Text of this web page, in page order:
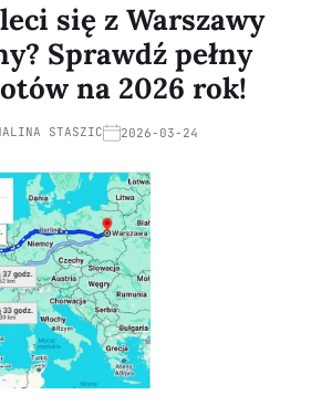
się z Warszawy
Sprawdź pełny
na 2026 rok!
STASZIC 2026-03-24